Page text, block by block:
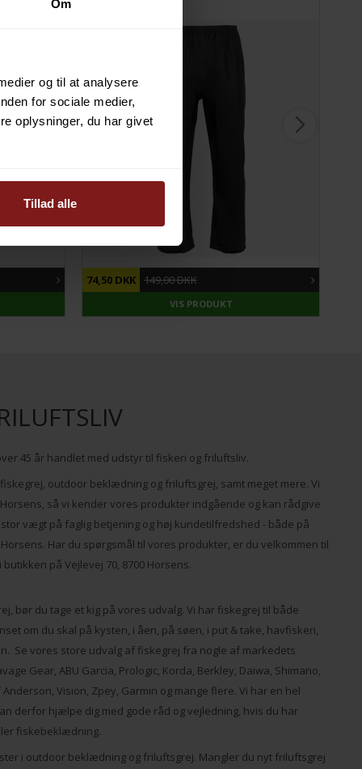
Om
og til at analysere
for sociale medier,
oplysninger, du har givet
Tillad alle
74,50 DKK 149,00 DKK
50%
VIS PRODUKT
45 år handlet med udstyr til fiskeri og friluftsliv.
outdoor beklædning og friluftsgrej, samt meget mere. Vi
så vi kender vores produkter indgående og kan rådgive
vægt på faglig betjening og høj kundetilfredshed - både på
Har du spørgsmål til vores produkter, er du velkommen til
på Vejlevej 70, 8700 Horsens.
bør du tage et kig på vores udvalg. Vi har fiskegrej til både
om du skal på kysten, i åen, på søen, i put & take, havfiskeri,
Se vores store udvalg af fiskegrej fra nogle af markedets
Gear, ABU Garcia, Prologic, Korda, Berkley, Daiwa, Shimano,
Vision, Zpey, Garmin og mange flere. Vi har en hel
derfor hjælpe dig med gode råd og vejledning, hvis du har
fiskebeklædning.
i outdoor beklædning og friluftsgrej. Mangler du nyt friluftsgrej